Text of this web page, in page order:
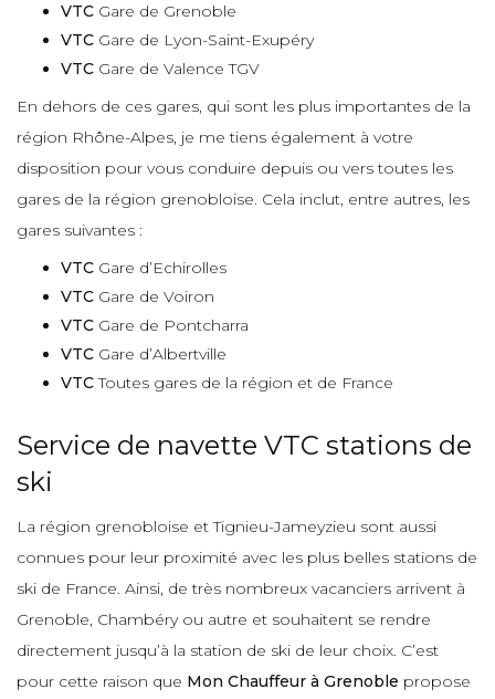
VTC Gare de Grenoble
VTC Gare de Lyon-Saint-Exupéry
VTC Gare de Valence TGV
En dehors de ces gares, qui sont les plus importantes de la
région Rhône-Alpes, je me tiens également à votre
disposition pour vous conduire depuis ou vers toutes les
gares de la région grenobloise. Cela inclut, entre autres, les
gares suivantes :
VTC Gare d’Echirolles
VTC Gare de Voiron
VTC Gare de Pontcharra
VTC Gare d’Albertville
VTCToutes gares de la région et de France
Service de navette VTC stations de
ski
La région grenobloise et Tignieu-Jameyzieu sont aussi
connues pour leur proximité avec les plus belles stations de
ski de France. Ainsi, de très nombreux vacanciers arrivent à
Grenoble, Chambéry ou autre et souhaitent se rendre
directement jusqu’à la station de ski de leur choix. C’est
pour cette raison que Mon Chauffeur à Grenoble propose